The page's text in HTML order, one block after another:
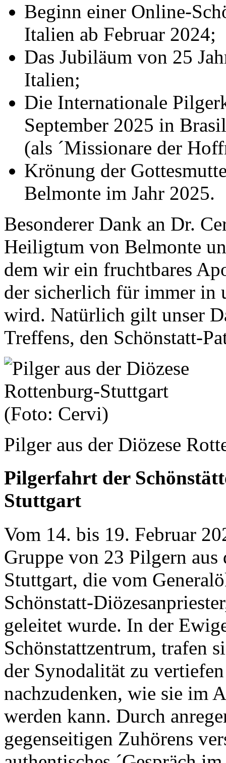
Beginn einer Online-
Italien ab Februar 2024;
Das Jubiläum von 25
Italien;
Die Internationale
September 2025 in
(als ´Missionare der
Krönung der
Belmonte im Jahr 2025.
Besonderer Dank an Dr.
Heiligtum von Belmonte
dem wir ein fruchtbares
der sicherlich für immer in
wird. Natürlich gilt unser
Treffens, den Schönstatt-
Pilger aus der Diözese
Pilgerfahrt der
Stuttgart
Vom 14. bis 19. Februar
Gruppe von 23 Pilgern
Stuttgart, die vom
Schönstatt-
geleitet wurde. In der
Schönstattzentrum, trafen
der Synodalität zu
nachzudenken, wie sie im
werden kann. Durch
gegenseitigen Zuhörens